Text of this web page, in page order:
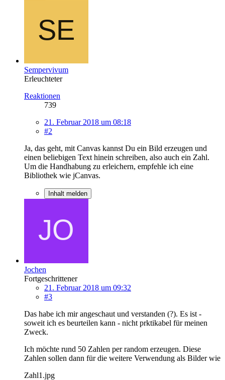
Sempervivum
Erleuchteter
Reaktionen
739
21. Februar 2018 um 08:18
#2
Ja, das geht, mit Canvas kannst Du ein Bild erzeugen und
einen beliebigen Text hinein schreiben, also auch ein Zahl.
Um die Handhabung zu erleichern, empfehle ich eine
Bibliothek wie jCanvas.
Inhalt melden
Jochen
Fortgeschrittener
21. Februar 2018 um 09:32
#3
Das habe ich mir angeschaut und verstanden (?). Es ist -
soweit ich es beurteilen kann - nicht prktikabel für meinen
Zweck.
Ich möchte rund 50 Zahlen per random erzeugen. Diese
Zahlen sollen dann für die weitere Verwendung als Bilder wie
Zahl1.jpg